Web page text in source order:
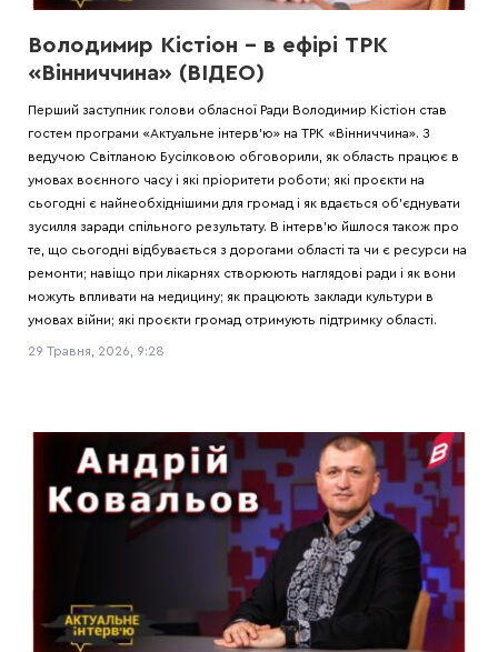
Володимир Кістіон – в ефірі ТРК
«Вінниччина» (ВІДЕО)
Перший заступник голови обласної Ради Володимир Кістіон став
гостем програми «Актуальне інтерв’ю» на ТРК «Вінниччина». З
ведучою Світланою Бусілковою обговорили, як область працює в
умовах воєнного часу і які пріоритети роботи; які проєкти на
сьогодні є найнеобхіднішими для громад і як вдається об’єднувати
зусилля заради спільного результату. В інтерв’ю йшлося також про
те, що сьогодні відбувається з дорогами області та чи є ресурси на
ремонти; навіщо при лікарнях створюють наглядові ради і як вони
можуть впливати на медицину; як працюють заклади культури в
умовах війни; які проєкти громад отримують підтримку області.
29 Травня, 2026, 9:28